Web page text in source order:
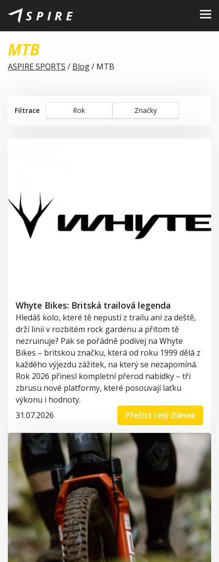
O nás
B2B Portál
MTB
ASPIRE SPORTS / Blog/ MTB
Filtrace Rok Značky
Whyte Bikes: Britská trailová legenda
Hledáš kolo, které tě nepustí z trailu ani za deště,
drží linii v rozbitém rock gardenu a přitom tě
nezruinuje? Pak se pořádně podívej na Whyte
Bikes – britskou značku, která od roku 1999 dělá z
každého výjezdu zážitek, na který se nezapomíná.
Rok 2026 přinesl kompletní přerod nabídky – tři
zbrusu nové platformy, které posouvají laťku
výkonu i hodnoty.
31.07.2026
Přečíst celý článek